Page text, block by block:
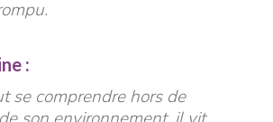
:
se comprendre hors de